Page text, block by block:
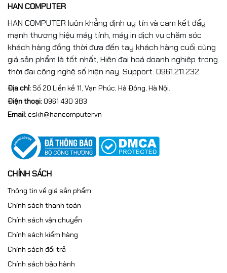
HAN COMPUTER
HAN COMPUTER luôn khẳng định uy tín và cam kết đẩy
mạnh thương hiệu máy tính, máy in dịch vụ chăm sóc
khách hàng đồng thời đưa đến tay khách hàng cuối cùng
giá sản phẩm là tốt nhất, Hiện đại hoá doanh nghiệp trong
thời đại công nghệ số hiện nay. Support: 0961.211.232
Địa chỉ:Số 20 Liền kề 11, Vạn Phúc, Hà Đông, Hà Nội.
Điện thoại:0961 430 383
Email:cskh@hancomputer.vn
CHÍNH SÁCH
Thông tin về giá sản phẩm
Chính sách thanh toán
Chính sách vận chuyển
Chính sách kiểm hàng
Chính sách đổi trả
Chính sách bảo hành